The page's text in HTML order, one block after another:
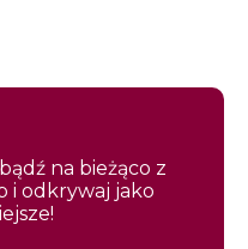
na bieżąco z
i odkrywaj jako